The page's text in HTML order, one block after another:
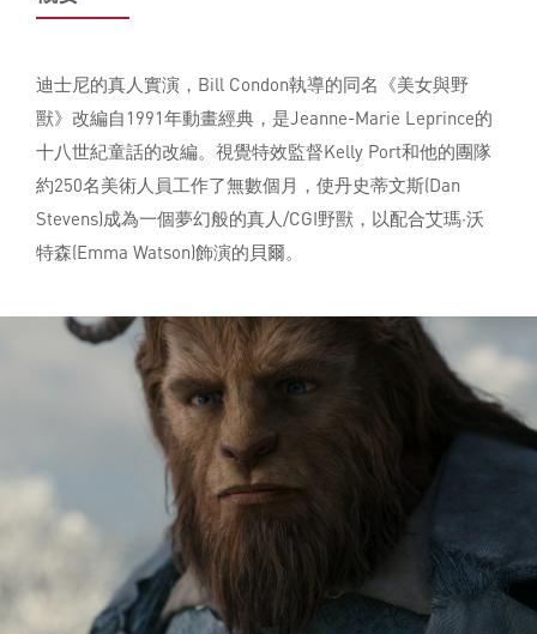
迪士尼的真人實演，Bill Condon執導的同名《美女與野
獸》改編自1991年動畫經典，是Jeanne-Marie Leprince的
十八世紀童話的改編。視覺特效監督Kelly Port和他的團隊
約250名美術人員工作了無數個月，使丹史蒂文斯(Dan
Stevens)成為一個夢幻般的真人/CGI野獸，以配合艾瑪·沃
特森(Emma Watson)飾演的貝爾。